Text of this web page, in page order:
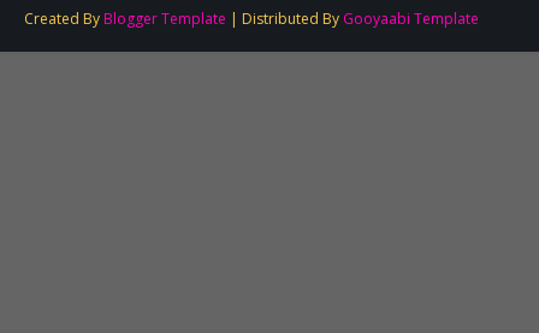
Created By Blogger Template | Distributed By Gooyaabi Template